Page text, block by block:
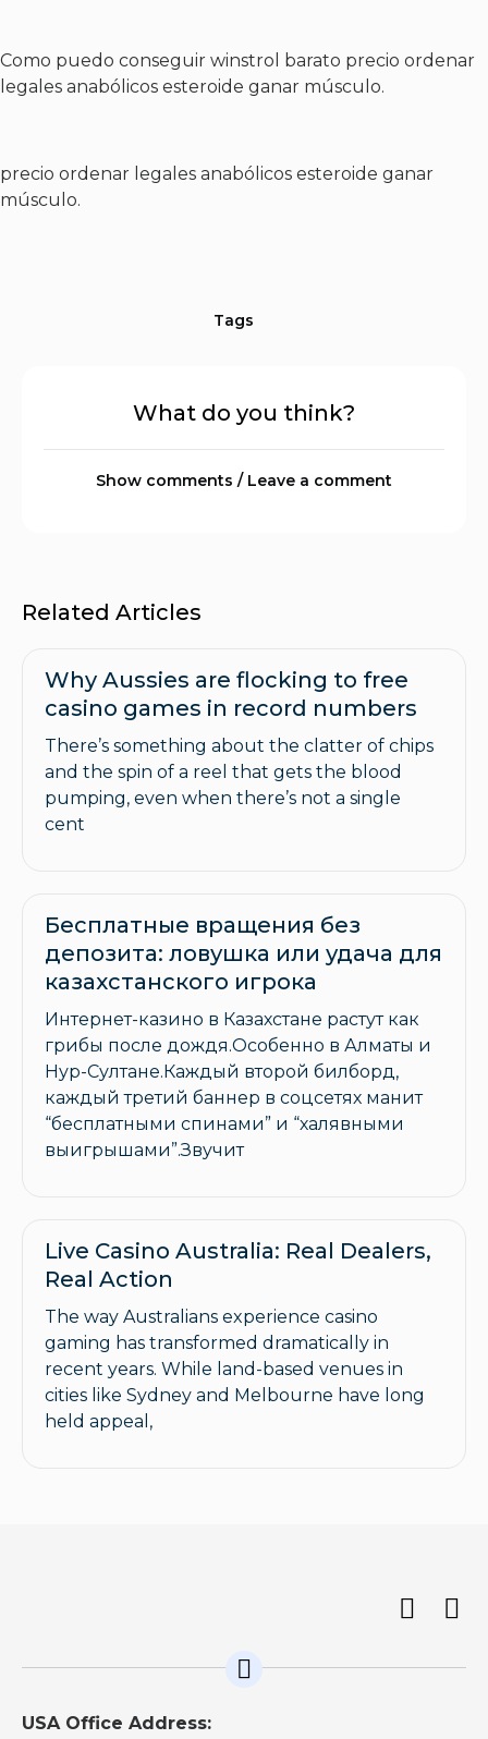
Como puedo conseguir winstrol barato precio ordenar
legales anabólicos esteroide ganar músculo.
precio ordenar legales anabólicos esteroide ganar
músculo.
Tags
What do you think?
Show comments / Leave a comment
Related Articles
Why Aussies are flocking to free
casino games in record numbers
There’s something about the clatter of chips
and the spin of a reel that gets the blood
pumping, even when there’s not a single
cent
Бесплатные вращения без
депозита: ловушка или удача для
казахстанского игрока
Интернет-казино в Казахстане растут как
грибы после дождя.Особенно в Алматы и
Нур-Султане.Каждый второй билборд,
каждый третий баннер в соцсетях манит
“бесплатными спинами” и “халявными
выигрышами”.Звучит
Live Casino Australia: Real Dealers,
Real Action
The way Australians experience casino
gaming has transformed dramatically in
recent years. While land-based venues in
cities like Sydney and Melbourne have long
held appeal,
USA Office Address: